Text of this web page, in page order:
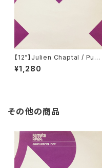
【12”】Julien Chaptal / Pump
(Remote Area) (Remote02
5)
¥1,280
その他の商品